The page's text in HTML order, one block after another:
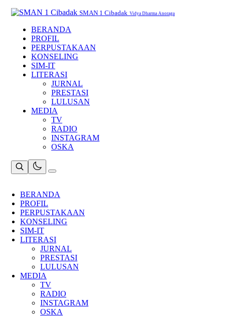
SMAN 1 Cibadak Vidya Dharma Anoraga
BERANDA
PROFIL
PERPUSTAKAAN
KONSELING
SIM-IT
LITERASI
JURNAL
PRESTASI
LULUSAN
MEDIA
TV
RADIO
INSTAGRAM
OSKA
BERANDA
PROFIL
PERPUSTAKAAN
KONSELING
SIM-IT
LITERASI
JURNAL
PRESTASI
LULUSAN
MEDIA
TV
RADIO
INSTAGRAM
OSKA